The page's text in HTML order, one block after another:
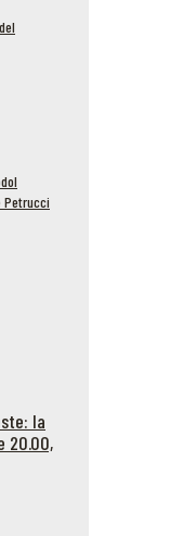
Petrucci
la
20.00,